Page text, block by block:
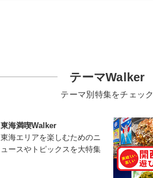
テーマWalker
テーマ別特集をチェック
東海満喫Walker
東海エリアを楽しむためのニ
ュースやトピックスを大特集